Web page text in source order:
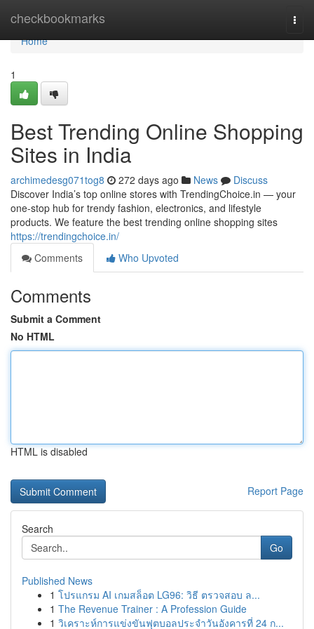
checkbookmarks
Home
Home
1
Best Trending Online Shopping
Sites in India
archimedesg071tog8 272 days ago News
Discuss
Discover India’s top online stores with TrendingChoice.in — your
one-stop hub for trendy fashion, electronics, and lifestyle
products. We feature the best trending online shopping sites
https://trendingchoice.in/
Comments
Who Upvoted
Comments
Submit a Comment
No HTML
HTML is disabled
Report Page
Search
Go
Published News
1 โปรแกรม AI เกมสล็อต LG96: วิธี ตรวจสอบ ล...
1 The Revenue Trainer : A Profession Guide
1 วิเคราะห์การแข่งขันฟุตบอลประจำวันอังคารที่ 24 ก...